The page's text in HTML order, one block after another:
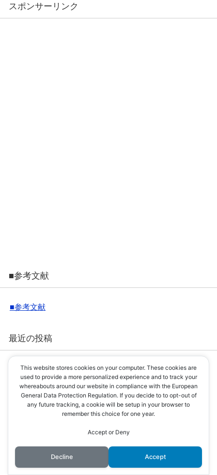
スポンサーリンク
■参考文献
■参考文献
最近の投稿
最上 義光
霞城
徳川家康は、なぜ天下を取るこ
This website stores cookies on your computer. These cookies are
used to provide a more personalized experience and to track your
whereabouts around our website in compliance with the European
General Data Protection Regulation. If you decide to to opt-out of
any future tracking, a cookie will be setup in your browser to
remember this choice for one year.
Accept or Deny
Decline Accept